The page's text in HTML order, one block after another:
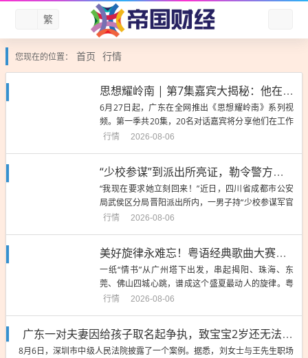
繁
您现在的位置： 首页 行情
思想耀岭南 | 第7集嘉宾大揭秘：他在湾区批量孵化独角兽企业
6月27日起，广东在全网推出《思想耀岭南》系列视
频。第一季共20集，20名对话嘉宾将分享他们在工作
生活中的所思所感，以个体视角讲述广东故事、大湾
Park机器人基地发起人、深圳科创学院发起人、院长
李泽湘...
行情 2026-08-06
“少校参谋”到派出所亮证，勒令警方找回前妻，刑拘！
“我现在要求她立刻回来！”近日，四川省成都市公安
局武侯区分局晋阳派出所内，一男子持“少校参谋军官
证”，厉声要求民辅警帮寻前妻。然而，这一出“亮证
警，要求民警立即查寻前妻踪迹。经民辅警迅速核
实，母子二人人身安...
行情 2026-08-06
美好旋律永难忘！粤语经典歌曲大赛总决赛8月8日东莞见
一纸“情书”从广州塔下出发，串起揭阳、珠海、东
莞、佛山四城心跳，谱成这个盛夏最动人的旋律。粤
语经典歌曲大赛总决赛将于8月8日在东莞市体育中心
行情 2026-08-06
广东一对夫妻因给孩子取名起争执，致宝宝2岁还无法落户，经法官劝解后当庭取名
8月6日，深圳市中级人民法院披露了一个案例。据悉，刘女士与王先生职场